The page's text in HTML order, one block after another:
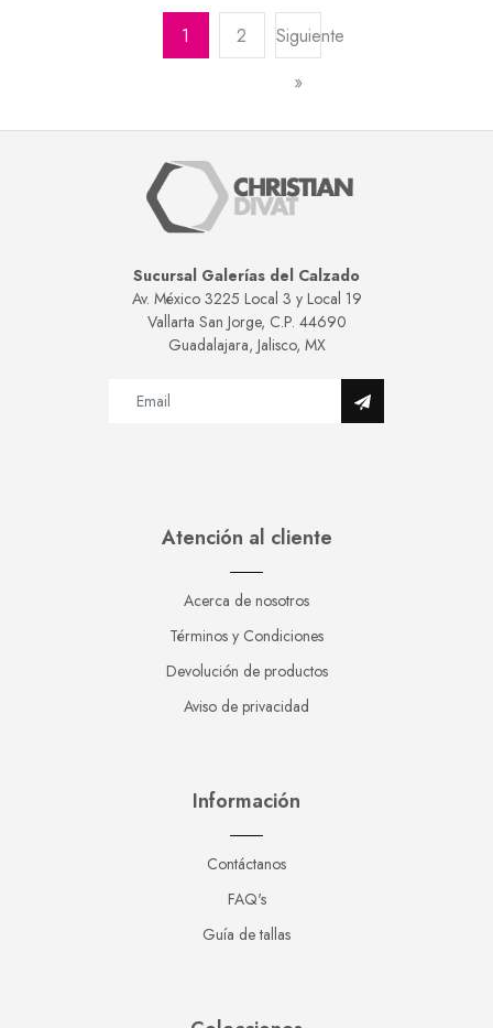
1 2
Siguiente
»
Sucursal Galerías del Calzado
Av. México 3225 Local 3 y Local 19
Vallarta San Jorge, C.P. 44690
Guadalajara, Jalisco, MX
Atención al cliente
Acerca de nosotros
Términos y Condiciones
Devolución de productos
Aviso de privacidad
Información
Contáctanos
FAQ's
Guía de tallas